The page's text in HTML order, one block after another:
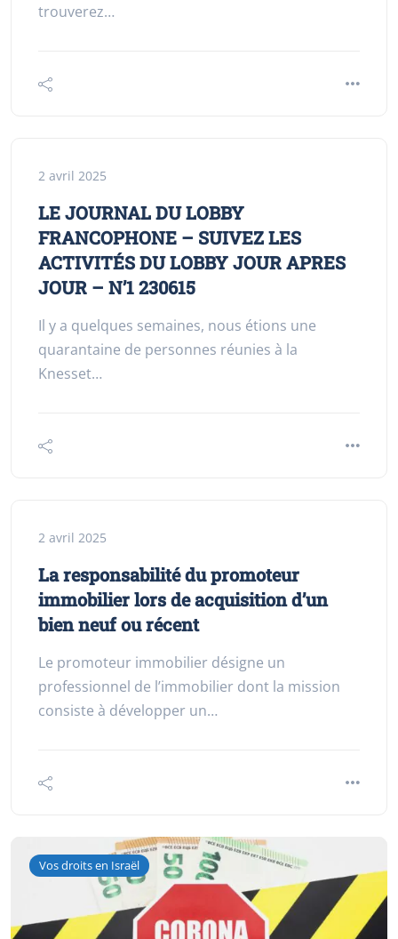
trouverez…
2 avril 2025
LE JOURNAL DU LOBBY
FRANCOPHONE – SUIVEZ LES
ACTIVITÉS DU LOBBY JOUR APRES
JOUR – N’1 230615
Il y a quelques semaines, nous étions une
quarantaine de personnes réunies à la
Knesset…
2 avril 2025
La responsabilité du promoteur
immobilier lors de acquisition d’un
bien neuf ou récent
Le promoteur immobilier désigne un
professionnel de l’immobilier dont la mission
consiste à développer un…
Vos droits en Israël